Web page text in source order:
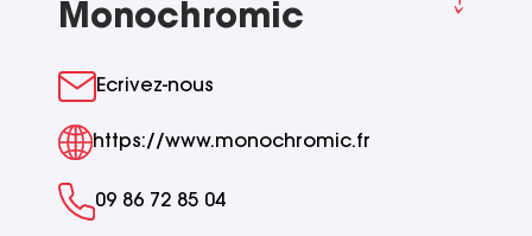
Monochromic
Ecrivez-nous
https://www.monochromic.fr
09 86 72 85 04